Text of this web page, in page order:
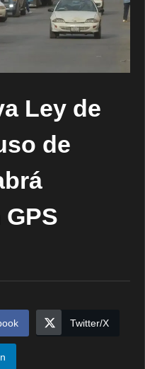
Ley de
de
Twitter/X